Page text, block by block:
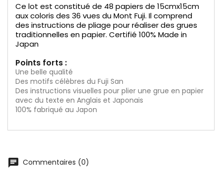
Ce lot est constitué de 48 papiers de 15cmx15cm
aux coloris des 36 vues du Mont Fuji. Il comprend
des instructions de pliage pour réaliser des grues
traditionnelles en papier. Certifié 100% Made in
Japan
Points forts :
Une belle qualité
Des motifs célèbres du Fuji San
Des instructions visuelles pour plier une grue en papier
avec du texte en Anglais et Japonais
100% fabriqué au Japon
chat Commentaires (0)